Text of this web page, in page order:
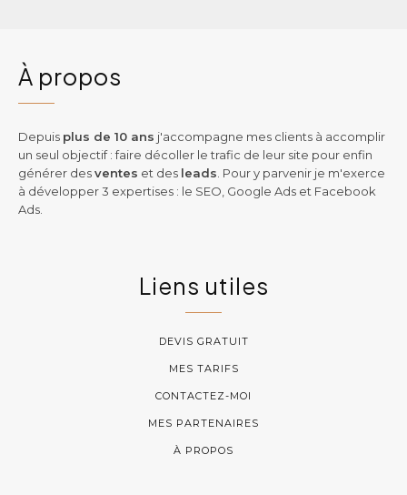
À propos
Depuis plus de 10 ans j'accompagne mes clients à accomplir
un seul objectif : faire décoller le trafic de leur site pour enfin
générer desventes et des leads . Pour y parvenir je m'exerce
à développer 3 expertises : le SEO, Google Ads et Facebook
Ads.
Liens utiles
DEVIS GRATUIT
MES TARIFS
CONTACTEZ-MOI
MES PARTENAIRES
À PROPOS